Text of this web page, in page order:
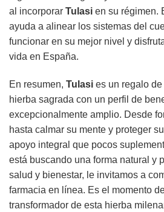
al incorporar Tulasi en su régimen.
ayuda a alinear los sistemas del
funcionar en su mejor nivel y
vida en España.
En resumen, Tulasi es un regalo
hierba sagrada con un perfil de
excepcionalmente amplio. Desde
hasta calmar su mente y proteger
apoyo integral que pocos
está buscando una forma natural y
salud y bienestar, le invitamos a
farmacia en línea. Es el momento
transformador de esta hierba